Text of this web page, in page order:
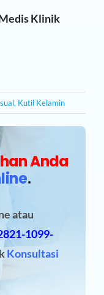
Klinik
, Kutil Kelamin
Anda
.
atau
1099-
Konsultasi